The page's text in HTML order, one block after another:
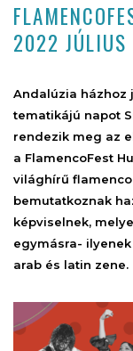
2022
Andalúzia házhoz
tematikájú napot
rendezik meg az
a FlamencoFest
világhírű
bemutatkoznak
képviselnek,
egymásra-
arab és latin zene.